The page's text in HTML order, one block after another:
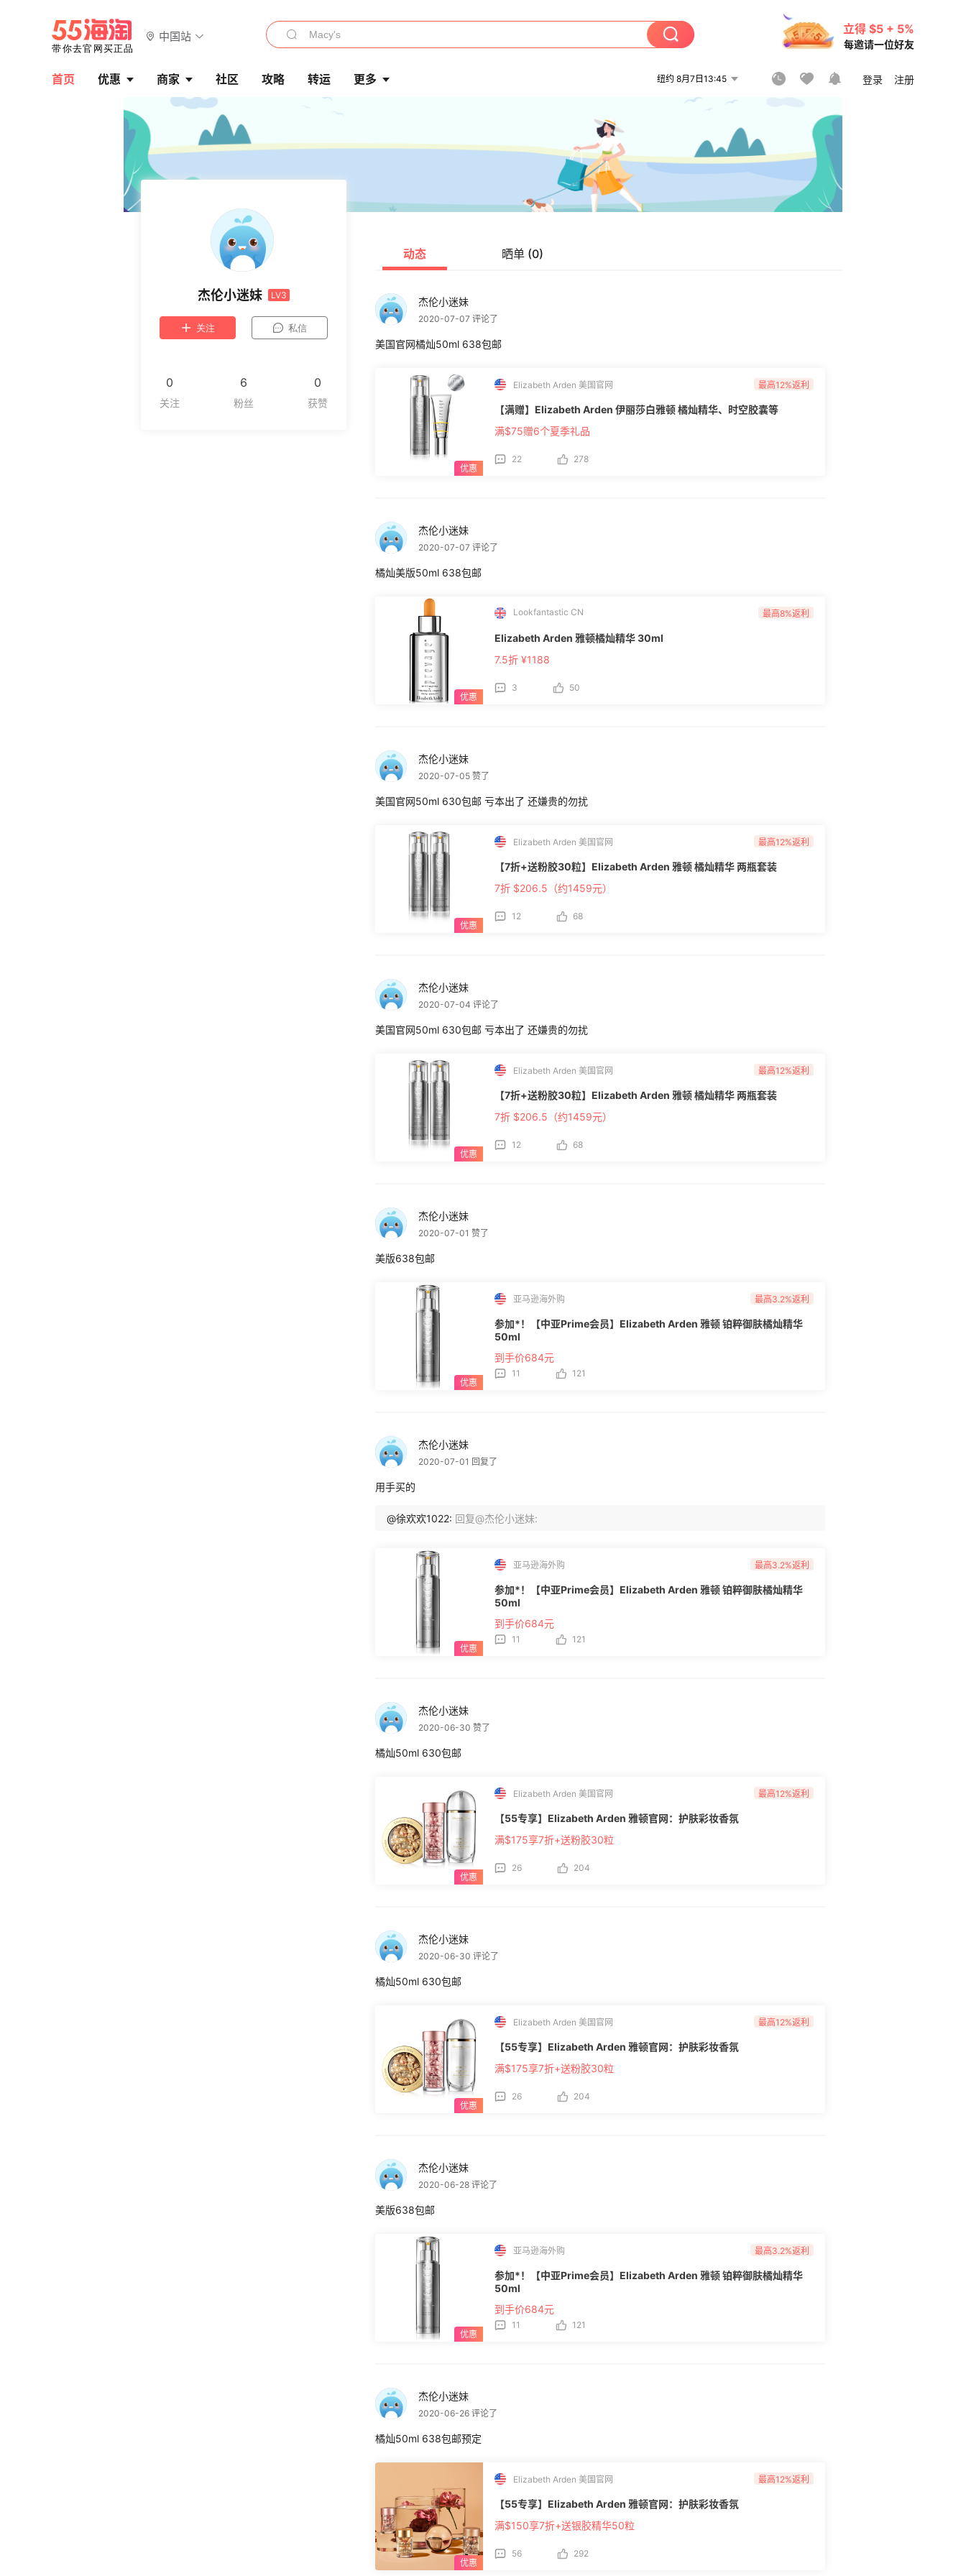
中国站
立得 $5 + 5%
每邀请一位好友
首页 优惠 商家 社区 攻略 转运 更多 纽约 8月7日13:45 登录 注册
杰伦小迷妹 LV3
关注 私信
0 6 0
动态 晒单 (0)
杰伦小迷妹
2020-07-07 评论了
美国官网橘灿50ml 638包邮
Elizabeth Arden 美国官网 最高12%返利
【满赠】Elizabeth Arden 伊丽莎白雅顿 橘灿精华、时空胶囊等
满$75赠6个夏季礼品
22 278
杰伦小迷妹
2020-07-07 评论了
橘灿美版50ml 638包邮
Lookfantastic CN 最高8%返利
Elizabeth Arden 雅顿橘灿精华 30ml
7.5折 ¥1188
3 50
杰伦小迷妹
2020-07-05 赞了
美国官网50ml 630包邮 亏本出了 还嫌贵的勿扰
Elizabeth Arden 美国官网 最高12%返利
【7折+送粉胶30粒】Elizabeth Arden 雅顿 橘灿精华 两瓶套装
7折 $206.5（约1459元）
12 68
杰伦小迷妹
2020-07-04 评论了
美国官网50ml 630包邮 亏本出了 还嫌贵的勿扰
Elizabeth Arden 美国官网 最高12%返利
【7折+送粉胶30粒】Elizabeth Arden 雅顿 橘灿精华 两瓶套装
7折 $206.5（约1459元）
12 68
杰伦小迷妹
2020-07-01 赞了
美版638包邮
亚马逊海外购 最高3.2%返利
参加*！【中亚Prime会员】Elizabeth Arden 雅顿 铂粹御肤橘灿精华
50ml
到手价684元
11 121
杰伦小迷妹
2020-07-01 回复了
用手买的
@徐欢欢1022: 回复@杰伦小迷妹:
亚马逊海外购 最高3.2%返利
参加*！【中亚Prime会员】Elizabeth Arden 雅顿 铂粹御肤橘灿精华
50ml
到手价684元
11 121
杰伦小迷妹
2020-06-30 赞了
橘灿50ml 630包邮
Elizabeth Arden 美国官网 最高12%返利
【55专享】Elizabeth Arden 雅顿官网：护肤彩妆香氛
满$175享7折+送粉胶30粒
26 204
杰伦小迷妹
2020-06-30 评论了
橘灿50ml 630包邮
Elizabeth Arden 美国官网 最高12%返利
【55专享】Elizabeth Arden 雅顿官网：护肤彩妆香氛
满$175享7折+送粉胶30粒
26 204
杰伦小迷妹
2020-06-28 评论了
美版638包邮
亚马逊海外购 最高3.2%返利
参加*！【中亚Prime会员】Elizabeth Arden 雅顿 铂粹御肤橘灿精华
50ml
到手价684元
11 121
杰伦小迷妹
2020-06-26 评论了
橘灿50ml 638包邮预定
Elizabeth Arden 美国官网 最高12%返利
【55专享】Elizabeth Arden 雅顿官网：护肤彩妆香氛
满$150享7折+送银胶精华50粒
56 292